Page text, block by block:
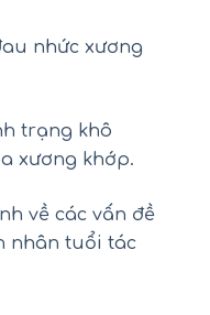
nhức xương
trạng khô
xương khớp.
về các vấn đề
nhân tuổi tác